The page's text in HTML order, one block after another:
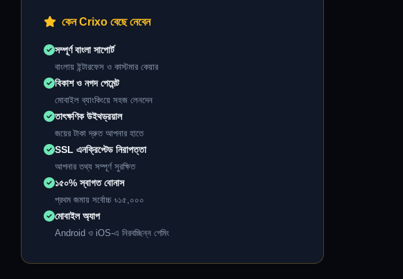
কেন Crixo বেছে নেবেন
সম্পূর্ণ বাংলা সাপোর্ট
বাংলায় ইন্টারফেস ও কাস্টমার কেয়ার
বিকাশ ও নগদ পেমেন্ট
মোবাইল ব্যাংকিংয়ে সহজ লেনদেন
তাৎক্ষণিক উইথড্রয়াল
জয়ের টাকা দ্রুত আপনার হাতে
SSL এনক্রিপ্টেড নিরাপত্তা
আপনার তথ্য সম্পূর্ণ সুরক্ষিত
১৫০% স্বাগত বোনাস
প্রথম জমায় সর্বোচ্চ ৳১৫,০০০
মোবাইল অ্যাপ
Android ও iOS-এ নিরবচ্ছিন্ন গেমিং